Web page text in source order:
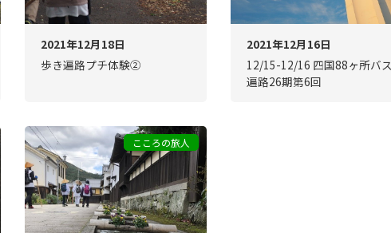
2021年12月18日
歩き遍路プチ体験②
2021年12月16日
12/15-12/16 四国88ヶ所バス
遍路26期第6回
こころの旅人